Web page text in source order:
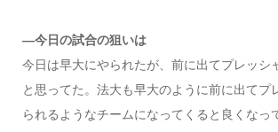
―今日の試合の狙いは
今日は早大にやられたが、前に出てプレッシ
と思ってた。法大も早大のように前に出てプ
られるようなチームになってくると良くなっ